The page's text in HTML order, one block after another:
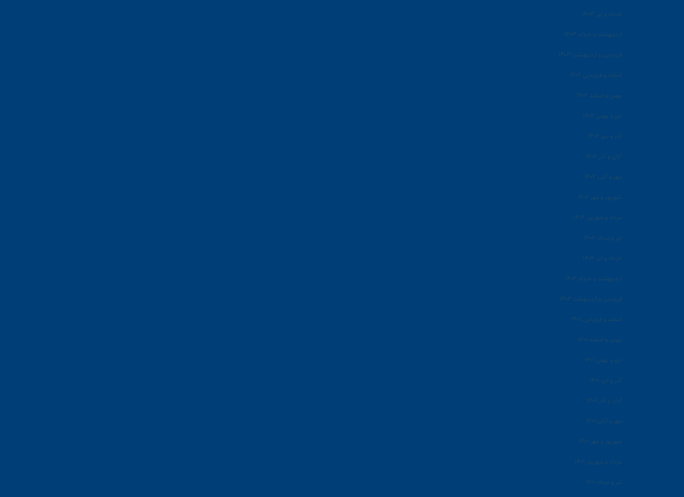
خرداد و تیر ۱۴۰۳
اردیبهشت و خرداد ۱۴۰۳
فروردین و اردیبهشت ۱۴۰۳
اسفند و فروردین ۱۴۰۲
بهمن و اسفند ۱۴۰۲
دی و بهمن ۱۴۰۲
آذر و دی ۱۴۰۲
آبان و آذر ۱۴۰۲
مهر و آبان ۱۴۰۲
شهریور و مهر ۱۴۰۲
مرداد و شهریور ۱۴۰۲
تیر و مرداد ۱۴۰۲
خرداد و تیر ۱۴۰۲
اردیبهشت و خرداد ۱۴۰۲
فروردین و اردیبهشت ۱۴۰۲
اسفند و فروردین ۱۴۰۱
بهمن و اسفند ۱۴۰۱
دی و بهمن ۱۴۰۱
آذر و دی ۱۴۰۱
آبان و آذر ۱۴۰۱
مهر و آبان ۱۴۰۱
شهریور و مهر ۱۴۰۱
مرداد و شهریور ۱۴۰۱
تیر و مرداد ۱۴۰۱